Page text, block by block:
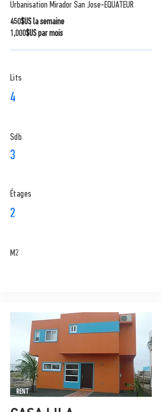
Urbanisation Mirador San Jose-EQUATEUR
450$US la semaine
1,000$US par mois
Lits
4
Sdb
3
​Étages
2
M2
RENT